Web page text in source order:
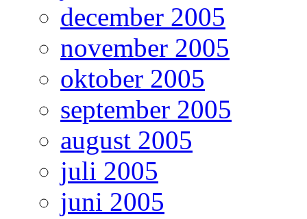
december 2005
november 2005
oktober 2005
september 2005
august 2005
juli 2005
juni 2005